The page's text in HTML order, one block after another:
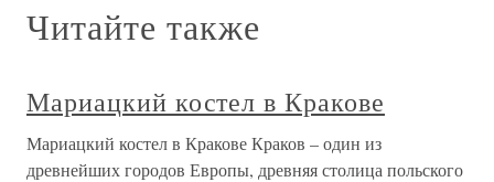
Читайте также
Мариацкий костел в Кракове
Мариацкий костел в Кракове Краков – один из
древнейших городов Европы, древняя столица польского